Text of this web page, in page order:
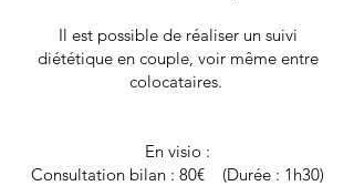
Il est possible de réaliser un suivi
diététique en couple, voir même entre
colocataires.
En visio :
Consultation bilan : 80€ (Durée : 1h30)